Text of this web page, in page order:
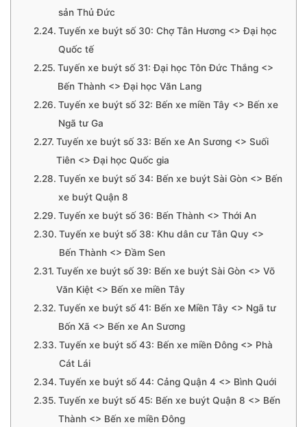
sản Thủ Đức
Tuyến xe buýt số 30: Chợ Tân Hương <> Đại học
Quốc tế
Tuyến xe buýt số 31: Đại học Tôn Đức Thắng <>
Bến Thành <> Đại học Văn Lang
Tuyến xe buýt số 32: Bến xe miền Tây <> Bến xe
Ngã tư Ga
Tuyến xe buýt số 33: Bến xe An Sương <> Suối
Tiên <> Đại học Quốc gia
Tuyến xe buýt số 34: Bến xe buýt Sài Gòn <> Bến
xe buýt Quận 8
Tuyến xe buýt số 36: Bến Thành <> Thới An
Tuyến xe buýt số 38: Khu dân cư Tân Quy <>
Bến Thành <> Đầm Sen
Tuyến xe buýt số 39: Bến xe buýt Sài Gòn <> Võ
Văn Kiệt <> Bến xe miền Tây
Tuyến xe buýt số 41: Bến xe Miền Tây <> Ngã tư
Bốn Xã <> Bến xe An Sương
Tuyến xe buýt số 43: Bến xe miền Đông <> Phà
Cát Lái
Tuyến xe buýt số 44: Cảng Quận 4 <> Bình Quới
Tuyến xe buýt số 45: Bến xe buýt Quận 8 <> Bến
Thành <> Bến xe miền Đông